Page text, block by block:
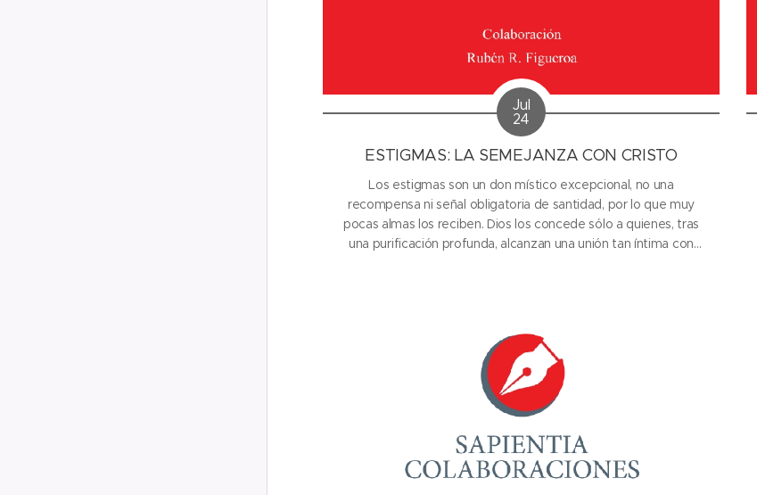
Jul
24
ESTIGMAS: LA SEMEJANZA CON CRISTO
Los estigmas son un don místico excepcional, no una
recompensa ni señal obligatoria de santidad, por lo que muy
pocas almas los reciben. Dios los concede sólo a quienes, tras
una purificación profunda, alcanzan una unión tan íntima con